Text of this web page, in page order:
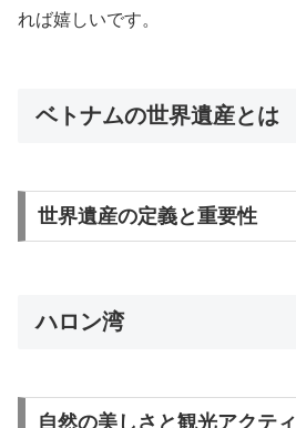
れば嬉しいです。
ベトナムの世界遺産とは
世界遺産の定義と重要性
ハロン湾
自然の美しさと観光アクテ